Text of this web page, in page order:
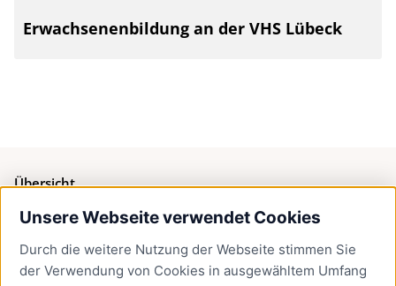
Unsere Webseite verwendet Cookies
Durch die weitere Nutzung der Webseite stimmen Sie
der Verwendung von Cookies in ausgewähltem Umfang
Erwachsenenbildung an der VHS Lübeck
Übersicht
Bürgerservice
Presse
Newsletter Lübeck:kompakt